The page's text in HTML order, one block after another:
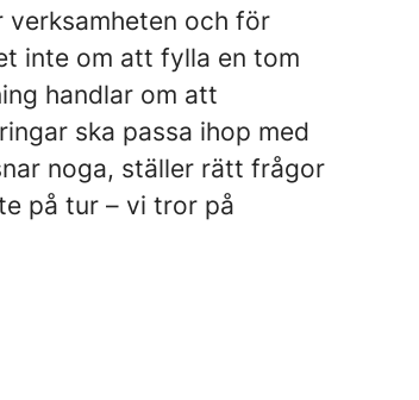
och för
inte om att fylla en tom
handlar om att
ska passa ihop med
noga, ställer rätt frågor
på tur – vi tror på